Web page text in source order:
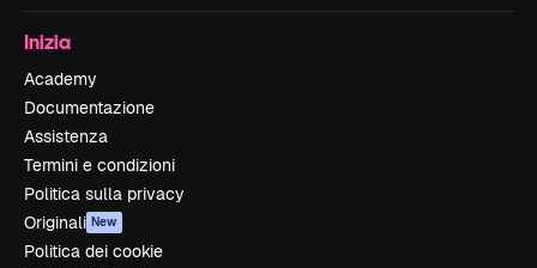
Inizia
Academy
Documentazione
Assistenza
Termini e condizioni
Politica sulla privacy
Originali New
Politica dei cookie